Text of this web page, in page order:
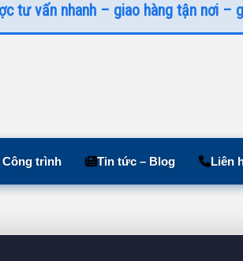
tư vấn nhanh – giao hàng tận nơi –
Công trình Tin tức – Blog Liên